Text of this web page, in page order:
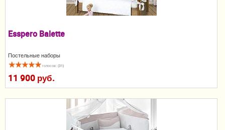
Качели, шезлонги
Манежи
Безопасность ребенка
Игры и развитие
Esspero Balette
Постельные наборы
голосов: (31)
11 900 руб.